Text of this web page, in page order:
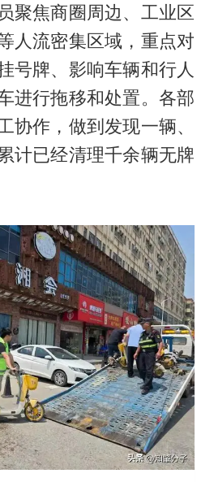
聚焦商圈周边、工业区
人流密集区域，重点对
号牌、影响车辆和行人
进行拖移和处置。各部
协作，做到发现一辆、
计已经清理千余辆无牌